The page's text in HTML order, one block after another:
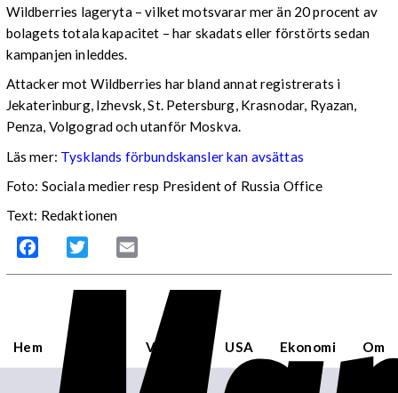
Wildberries lageryta – vilket motsvarar mer än 20 procent av
bolagets totala kapacitet – har skadats eller förstörts sedan
kampanjen inleddes.
Attacker mot Wildberries har bland annat registrerats i
Jekaterinburg, Izhevsk, St. Petersburg, Krasnodar, Ryazan,
Penza, Volgograd och utanför Moskva.
Läs mer: Tysklands förbundskansler kan avsättas
Foto: Sociala medier resp President of Russia Office
Text: Redaktionen
Facebook Twitter
Hem Världen USA Ekonomi Om